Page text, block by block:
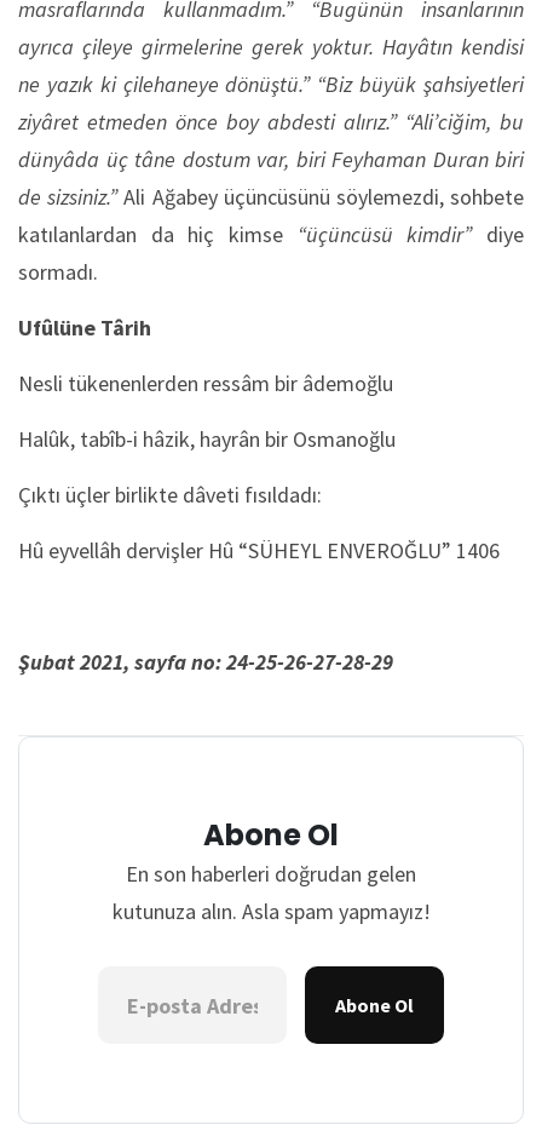
masraflarında kullanmadım.” “Bugünün insanlarının
ayrıca çileye girmelerine gerek yoktur. Hayâtın kendisi
ne yazık ki çilehaneye dönüştü.” “Biz büyük şahsiyetleri
ziyâret etmeden önce boy abdesti alırız.” “Ali’ciğim, bu
dünyâda üç tâne dostum var, biri Feyhaman Duran biri
de sizsiniz.”Ali Ağabey üçüncüsünü söylemezdi, sohbete
katılanlardan da hiç kimse
“üçüncüsü kimdir”diye
sormadı.
Ufûlüne Târih
Nesli tükenenlerden ressâm bir âdemoğlu
Halûk, tabîb-i hâzik, hayrân bir Osmanoğlu
Çıktı üçler birlikte dâveti fısıldadı:
Hû eyvellâh dervişler Hû “SÜHEYL ENVEROĞLU” 1406
Şubat 2021, sayfa no: 24-25-26-27-28-29
Abone Ol
En son haberleri doğrudan gelen
kutunuza alın. Asla spam yapmayız!
Abone Ol